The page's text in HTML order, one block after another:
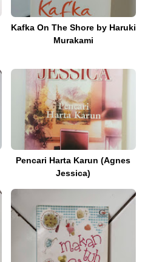
Kafka On The Shore by Haruki
Murakami
Pencari Harta Karun (Agnes
Jessica)